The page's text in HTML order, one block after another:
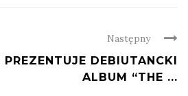
Następny
DEBIUTANCKI
ALBUM “THE ...